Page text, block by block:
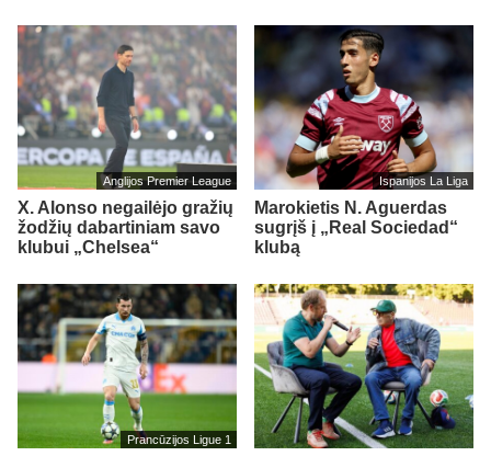
Anglijos Premier League
X. Alonso negailėjo gražių
žodžių dabartiniam savo
klubui „Chelsea“
Ispanijos La Liga
Marokietis N. Aguerdas
sugrįš į „Real Sociedad“
klubą
Prancūzijos Ligue 1